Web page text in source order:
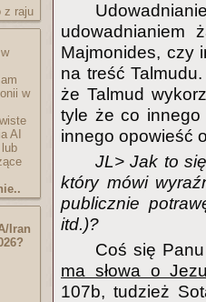
z raju
w
AI
Iran
udowadnianiem
Majmonides, czy
na treść
że Talmud
tyle że co innego
innego opowieść
JL> Jak to
który mówi
publicznie
itd.)?
Coś się
ma słowa o
107b, tudzież